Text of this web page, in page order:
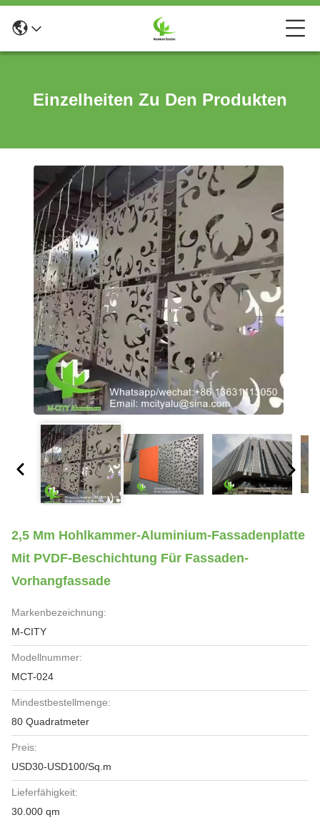
Einzelheiten Zu Den Produkten
2,5 Mm Hohlkammer-Aluminium-Fassadenplatte
Mit PVDF-Beschichtung Für Fassaden-
Vorhangfassade
Markenbezeichnung:
M-CITY
Modellnummer:
MCT-024
Mindestbestellmenge:
80 Quadratmeter
Preis:
USD30-USD100/Sq.m
Lieferfähigkeit:
30.000 qm